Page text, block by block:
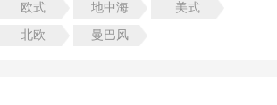
欧式 地中海 美式
北欧 曼巴风